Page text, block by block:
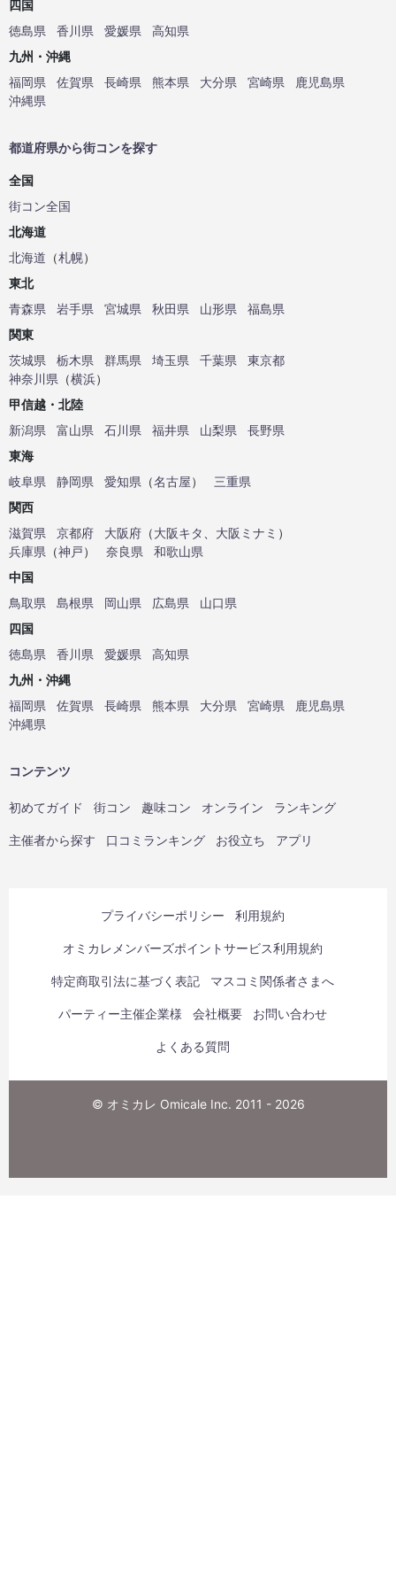
四国
徳島県
香川県 愛媛県
高知県
九州・沖縄
福岡県
佐賀県 長崎県 熊本県 大分県 宮崎県
鹿児島県
沖縄県
都道府県から街コンを探す
全国
街コン全国
北海道
北海道 （札幌）
東北
青森県
岩手県 宮城県 秋田県 山形県
福島県
関東
茨城県
栃木県 群馬県 埼玉県 千葉県
東京都
神奈川県 （横浜）
甲信越・北陸
新潟県
富山県 石川県 福井県 山梨県
長野県
東海
岐阜県
静岡県 愛知県 （名古屋）
三重県
関西
滋賀県
京都府 大阪府 （大阪キタ 大阪ミナミ ）
兵庫県 （神戸） 奈良県
和歌山県
中国
鳥取県
島根県 岡山県 広島県
山口県
四国
徳島県
香川県 愛媛県
高知県
九州・沖縄
福岡県
佐賀県 長崎県 熊本県 大分県 宮崎県
鹿児島県
沖縄県
コンテンツ
初めてガイド 街コン 趣味コン オンライン ランキング
主催者から探す 口コミランキング お役立ち アプリ
プライバシーポリシー 利用規約
オミカレメンバーズポイントサービス利用規約
特定商取引法に基づく表記 マスコミ関係者さまへ
パーティー主催企業様 会社概要 お問い合わせ
よくある質問
© オミカレ Omicale Inc. 2011 - 2026